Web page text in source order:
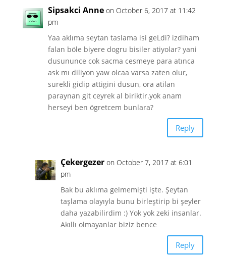
Sipsakci Anne on October 6, 2017 at 11:42
pm
Yaa aklıma seytan taslama isi geLdi? izdiham
falan böle biyere dogru bisiler atiyolar? yani
dusununce cok sacma cesmeye para atınca
ask mı diliyon yaw olcaa varsa zaten olur,
surekli gidip attigini dusun, ora atilan
paraynan git ceyrek al biriktir.yok anam
herseyi ben ögretcem bunlara?
Reply
Çekergezer on October 7, 2017 at 6:01
pm
Bak bu aklıma gelmemişti işte. Şeytan
taşlama olayıyla bunu birleştirip bi şeyler
daha yazabilirdim :) Yok yok zeki insanlar.
Akıllı olmayanlar biziz bence
Reply